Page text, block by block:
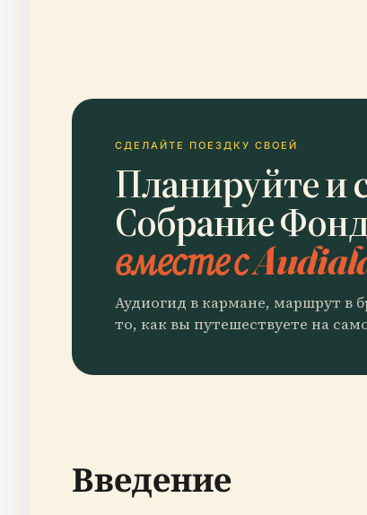
СДЕЛАЙТЕ ПОЕЗДКУ СВОЕЙ
Планируйте и
Собрание
вместе с
Аудиогид в кармане, маршрут в
то, как вы путешествуете на
Введение